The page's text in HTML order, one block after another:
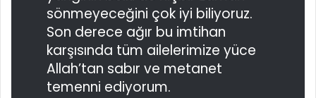
sönmeyeceğini çok iyi biliyoruz.
Son derece ağır bu imtihan
karşısında tüm ailelerimize yüce
Allah’tan sabır ve metanet
temenni ediyorum.